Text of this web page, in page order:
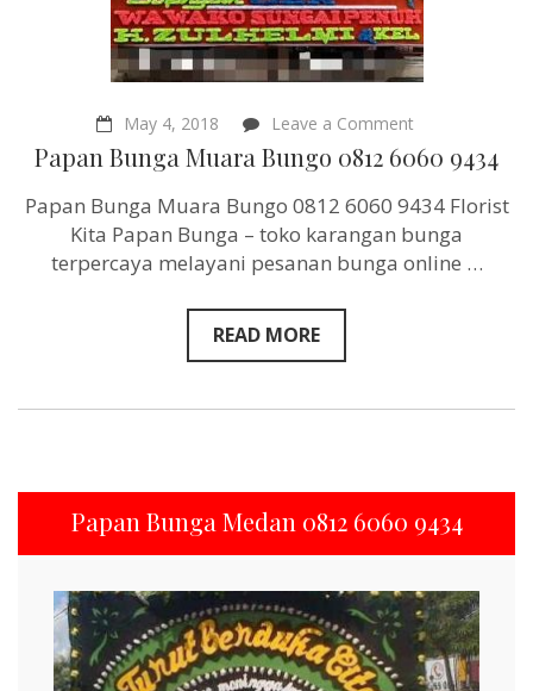
May 4, 2018 Leave a Commenton
Papan
Bunga
Bungo
6060
9434
Papan Bunga Muara Bungo 0812 6060 9434
Papan Bunga Muara Bungo 0812 6060 9434 Florist
Kita Papan Bunga – toko karangan bunga
terpercaya melayani pesanan bunga online …
READ MORE
Papan Bunga Medan 0812 6060 9434